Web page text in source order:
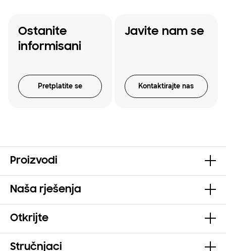
Ostanite
informisani
Pretplatite se
Javite nam se
Kontaktirajte nas
Proizvodi
Naša rješenja
Otkrijte
Stručnjaci